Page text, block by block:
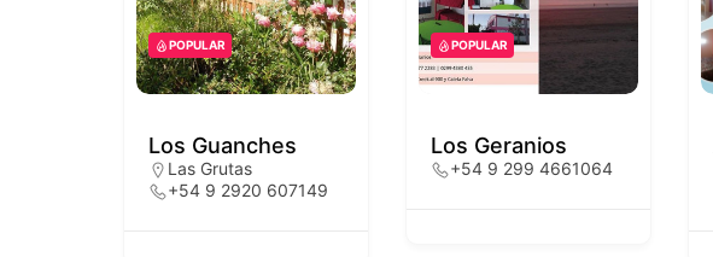
POPULAR
Los Guanches
Las Grutas
+54 9 2920 607149
POPULAR
Los Geranios
+54 9 299 4661064